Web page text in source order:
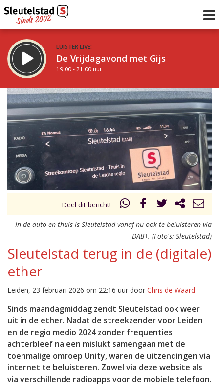
LUISTER LIVE:
De Vrijdagavond met Gijs
19.00 - 21.00 uur
STRAKS:
De avond van Sleutelstad
21.00 - 0.00 uur
Vorig uur
uur 1 van 0 Volgend uur
Deel dit bericht!
In de auto en thuis is Sleutelstad vanaf nu ook te beluisteren via
DAB+. (Foto's: Sleutelstad)
Sleutelstad terug in de (digitale)
ether
Leiden, 23 februari 2026 om 22:16 uur door Chris de Waard
Sinds maandagmiddag zendt Sleutelstad ook weer
uit in de ether. Nadat de streekzender voor Leiden
en de regio medio 2024 zonder frequenties
achterbleef na een mislukt samengaan met de
toenmalige omroep Unity, waren de uitzendingen via
internet te beluisteren. Zowel via deze website als
via verschillende radioapps voor de mobiele telefoon.